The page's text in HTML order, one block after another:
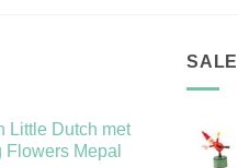
Little Dutch met
Mepal
SALE